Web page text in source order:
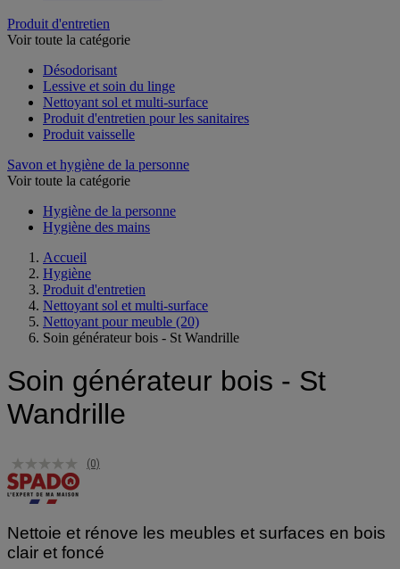
Produit d'entretien
Désodorisant
Lessive et soin du linge
Nettoyant sol et multi-surface
Produit d'entretien pour les sanitaires
Savon et hygiène de la personne
Hygiène de la personne
Accueil
Hygiène
Produit d'entretien
Nettoyant sol et multi-surface
Nettoyant pour meuble (20)
Soin générateur bois - St
Wandrille
Nettoie et rénove les meubles et surfaces en bois